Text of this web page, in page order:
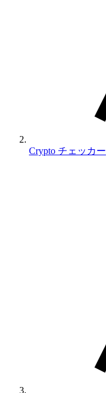
Crypto チェッカー